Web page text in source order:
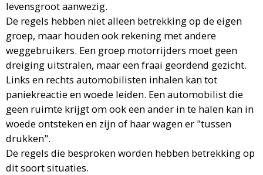
levensgroot aanwezig.
De regels hebben niet alleen betrekking op de eigen
groep, maar houden ook rekening met andere
weggebruikers. Een groep motorrijders moet geen
dreiging uitstralen, maar een fraai geordend gezicht.
Links en rechts automobilisten inhalen kan tot
paniekreactie en woede leiden. Een automobilist die
geen ruimte krijgt om ook een ander in te halen kan in
woede ontsteken en zijn of haar wagen er "tussen
drukken".
De regels die besproken worden hebben betrekking op
dit soort situaties.